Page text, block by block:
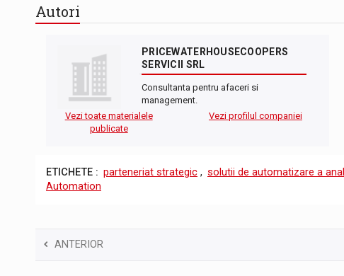
Autori
PRICEWATERHOUSECOOPERS
SERVICII SRL
Consultanta pentru afaceri si
management.
Vezi toate materialele
publicate
Vezi profilul companiei
ETICHETE : parteneriat strategic , solutii de automatizare a
Automation
ANTERIOR